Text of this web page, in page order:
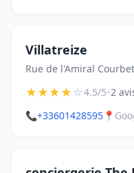
Villatreize
Rue de l'Amiral
★★★★☆4.5/5•2
📞+33601428595 📍